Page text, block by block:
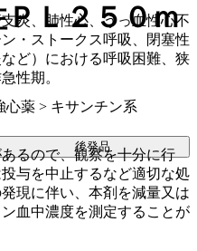
炎、肺性心、うっ血性心不
・ストークス呼吸、閉塞性
ど）における呼吸困難、狭
性期。
るので、観察を十分に行
与を中止するなど適切な処
現に伴い、本剤を減量又は
血中濃度を測定することが
Ｌ２５０ｍ
心薬 > キサンチン系
後発品